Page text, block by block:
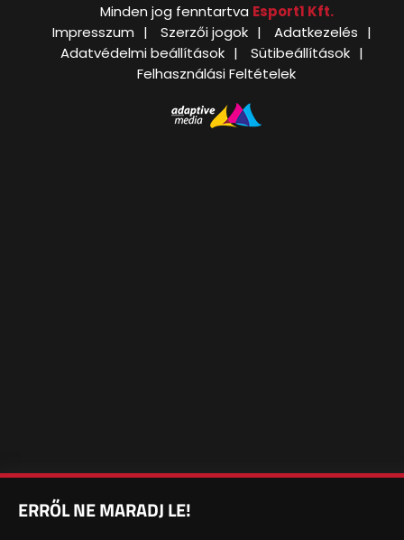
Minden jog fenntartva Esport1 Kft.
Impresszum
Szerzői jogok
Adatkezelés
Adatvédelmi beállítások
Sütibeállítások
Felhasználási Feltételek
ERRŐL NE MARADJ LE!